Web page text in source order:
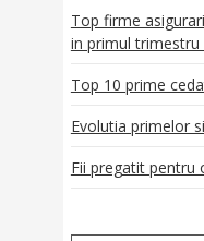
Top firme
in primul trimestru
Top 10 prime
Evolutia primelor
Fii pregatit pentru